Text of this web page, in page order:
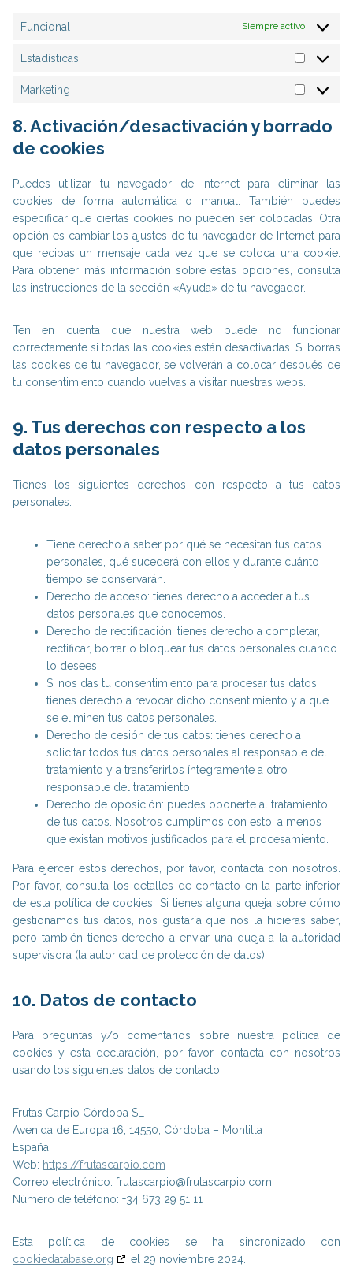
p
o
v
o
Funcional Siempre activo
Estadísticas
E
s
d
t
i
c
a
s
Marketing
M
r
t
i
n
g
8. Activación/desactivación y borrado
de cookies
Puedes utilizar tu navegador de Internet para eliminar las
cookies de forma automática o manual. También puedes
especificar que ciertas cookies no pueden ser colocadas. Otra
opción es cambiar los ajustes de tu navegador de Internet para
que recibas un mensaje cada vez que se coloca una cookie.
Para obtener más información sobre estas opciones, consulta
las instrucciones de la sección «Ayuda» de tu navegador.
Ten en cuenta que nuestra web puede no funcionar
correctamente si todas las cookies están desactivadas. Si borras
las cookies de tu navegador, se volverán a colocar después de
tu consentimiento cuando vuelvas a visitar nuestras webs.
9. Tus derechos con respecto a los
datos personales
Tienes los siguientes derechos con respecto a tus datos
personales:
Tiene derecho a saber por qué se necesitan tus datos
personales, qué sucederá con ellos y durante cuánto
tiempo se conservarán.
Derecho de acceso: tienes derecho a acceder a tus
datos personales que conocemos.
Derecho de rectificación: tienes derecho a completar,
rectificar, borrar o bloquear tus datos personales cuando
lo desees.
Si nos das tu consentimiento para procesar tus datos,
tienes derecho a revocar dicho consentimiento y a que
se eliminen tus datos personales.
Derecho de cesión de tus datos: tienes derecho a
solicitar todos tus datos personales al responsable del
tratamiento y a transferirlos íntegramente a otro
responsable del tratamiento.
Derecho de oposición: puedes oponerte al tratamiento
de tus datos. Nosotros cumplimos con esto, a menos
que existan motivos justificados para el procesamiento.
Para ejercer estos derechos, por favor, contacta con nosotros.
Por favor, consulta los detalles de contacto en la parte inferior
de esta política de cookies. Si tienes alguna queja sobre cómo
gestionamos tus datos, nos gustaría que nos la hicieras saber,
pero también tienes derecho a enviar una queja a la autoridad
supervisora (la autoridad de protección de datos).
10. Datos de contacto
Para preguntas y/o comentarios sobre nuestra política de
cookies y esta declaración, por favor, contacta con nosotros
usando los siguientes datos de contacto:
Frutas Carpio Córdoba SL
Avenida de Europa 16, 14550, Córdoba – Montilla
España
Web: https://frutascarpio.com
Correo electrónico: frutascarpio@frutascarpio.com
Número de teléfono: +34 673 29 51 11
Esta política de cookies se ha sincronizado con
cookiedatabase.org
el 29 noviembre 2024.